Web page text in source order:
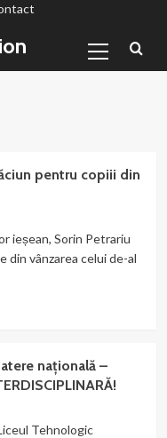
Menu
pentru copiii din
ieșean, Sorin Petrariu
din vânzarea celui de-al
națională –
Tehnologic